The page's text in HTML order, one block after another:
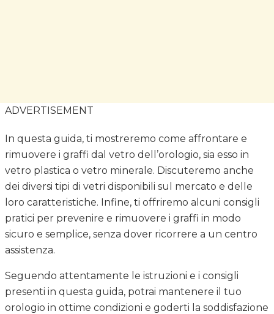
ADVERTISEMENT
In questa guida, ti mostreremo come affrontare e
rimuovere i graffi dal vetro dell’orologio, sia esso in
vetro plastica o vetro minerale. Discuteremo anche
dei diversi tipi di vetri disponibili sul mercato e delle
loro caratteristiche. Infine, ti offriremo alcuni consigli
pratici per prevenire e rimuovere i graffi in modo
sicuro e semplice, senza dover ricorrere a un centro
assistenza.
Seguendo attentamente le istruzioni e i consigli
presenti in questa guida, potrai mantenere il tuo
orologio in ottime condizioni e goderti la soddisfazione